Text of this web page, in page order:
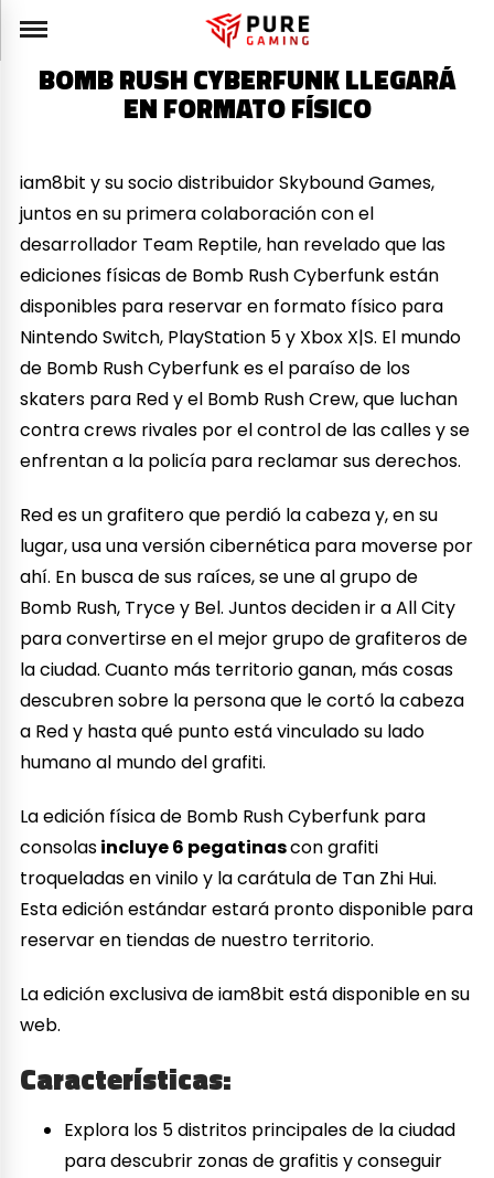
BOMB RUSH CYBERFUNK LLEGARÁ
EN FORMATO FÍSICO
iam8bit y su socio distribuidor Skybound Games,
juntos en su primera colaboración con el
desarrollador Team Reptile, han revelado que las
ediciones físicas de Bomb Rush Cyberfunk están
disponibles para reservar en formato físico para
Nintendo Switch, PlayStation 5 y Xbox X|S. El mundo
de Bomb Rush Cyberfunk es el paraíso de los
skaters para Red y el Bomb Rush Crew, que luchan
contra crews rivales por el control de las calles y se
enfrentan a la policía para reclamar sus derechos.
Red es un grafitero que perdió la cabeza y, en su
lugar, usa una versión cibernética para moverse por
ahí. En busca de sus raíces, se une al grupo de
Bomb Rush, Tryce y Bel. Juntos deciden ir a All City
para convertirse en el mejor grupo de grafiteros de
la ciudad. Cuanto más territorio ganan, más cosas
descubren sobre la persona que le cortó la cabeza
a Red y hasta qué punto está vinculado su lado
humano al mundo del grafiti.
La edición física de Bomb Rush Cyberfunk para
consolasincluye 6 pegatinascon grafiti
troqueladas en vinilo y la carátula de Tan Zhi Hui.
Esta edición estándar estará pronto disponible para
reservar en tiendas de nuestro territorio.
​​​​​​​La edición exclusiva de iam8bit está disponible en su
web.
Características:
Explora los 5 distritos principales de la ciudad
para descubrir zonas de grafitis y conseguir